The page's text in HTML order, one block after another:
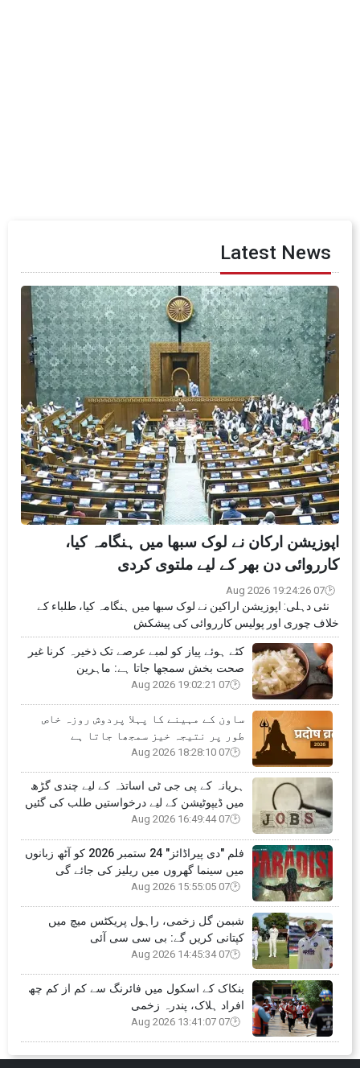
Latest News
اپوزیشن ارکان نے لوک سبھا میں ہنگامہ کیا،
کارروائی دن بھر کے لیے ملتوی کردی
07 Aug 2026 19:24:26
نئی دہلی: اپوزیشن اراکین نے لوک سبھا میں ہنگامہ کیا، طلباء کے
خلاف چوری اور پولیس کارروائی کی پیشکش
کٹے ہوئے پیاز کو لمبے عرصے تک ذخیرہ کرنا غیر
صحت بخش سمجھا جاتا ہے: ماہرین
07 Aug 2026 19:02:21
ساون کے مہینے کا پہلا پردوش روزہ خاص
طور پر نتیجہ خیز سمجھا جاتا ہے
07 Aug 2026 18:28:10
ہریانہ کے پی جی ٹی اساتذہ کے لیے چندی گڑھ
میں ڈیپوٹیشن کے لیے درخواستیں طلب کی گئیں
07 Aug 2026 16:49:44
فلم "دی پیراڈائز" 24 ستمبر 2026 کو آٹھ زبانوں
میں سینما گھروں میں ریلیز کی جائے گی
07 Aug 2026 15:55:05
شبمن گل زخمی، راہول پریکٹس میچ میں
کپتانی کریں گے: بی سی سی آئی
07 Aug 2026 14:45:34
بنکاک کے اسکول میں فائرنگ سے کم از کم چھ
افراد ہلاک، پندرہ زخمی
07 Aug 2026 13:41:07